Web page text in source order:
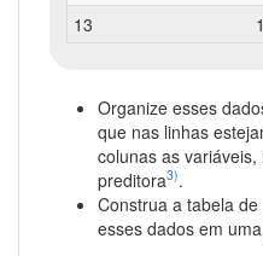
13
Organize esses
que nas linhas
colunas as
preditora3).
Construa a tabela de
esses dados em